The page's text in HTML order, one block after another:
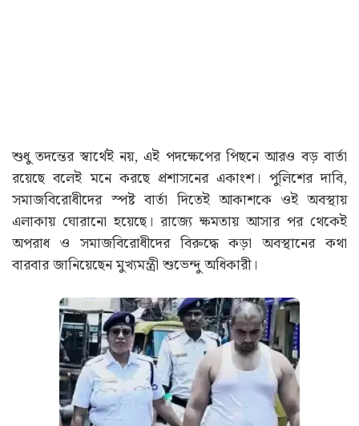
শুধু তদন্তের স্বার্থেই নয়, এই পদক্ষেপের পিছনে আরও বড় বার্তা
রয়েছে বলেই মনে করছে প্রশাসনের একাংশ। পুলিশের দাবি,
সমাজবিরোধীদের স্পষ্ট বার্তা দিতেই আকাশকে ওই অবস্থায়
এলাকায় ঘোরানো হয়েছে। রাজ্যে ক্ষমতায় আসার পর থেকেই
অপরাধ ও সমাজবিরোধীদের বিরুদ্ধে কড়া অবস্থানের কথা
বারবার জানিয়েছেন মুখ্যমন্ত্রী শুভেন্দু অধিকারী।